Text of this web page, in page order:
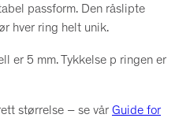
passform. Den råslipte
hver ring helt unik.
er 5 mm. Tykkelse p ringen er
størrelse – se vår Guide for